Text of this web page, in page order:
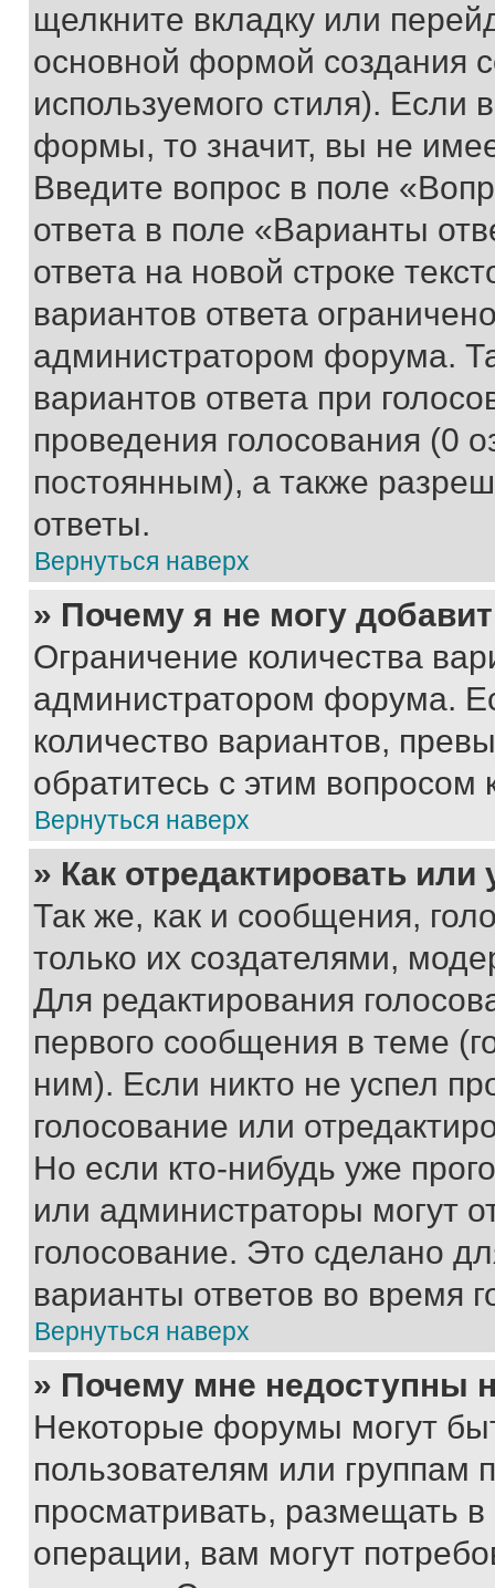
щелкните вкладку или
основной формой создания
используемого стиля). Если
формы, то значит, вы не
Введите вопрос в поле
ответа в поле «Варианты
ответа на новой строке
вариантов ответа
администратором форума.
вариантов ответа при
проведения голосования (0
постоянным), а также
ответы.
Вернуться наверх
» Почему я не могу
Ограничение количества
администратором форума.
количество вариантов,
обратитесь с этим вопросом
Вернуться наверх
» Как отредактировать
Так же, как и сообщения,
только их создателями,
Для редактирования
первого сообщения в теме
ним). Если никто не успел
голосование или
Но если кто-нибудь уже
или администраторы могут
голосование. Это сделано
варианты ответов во время
Вернуться наверх
» Почему мне недоступны
Некоторые форумы могут
пользователям или группам
просматривать, размещать
операции, вам могут